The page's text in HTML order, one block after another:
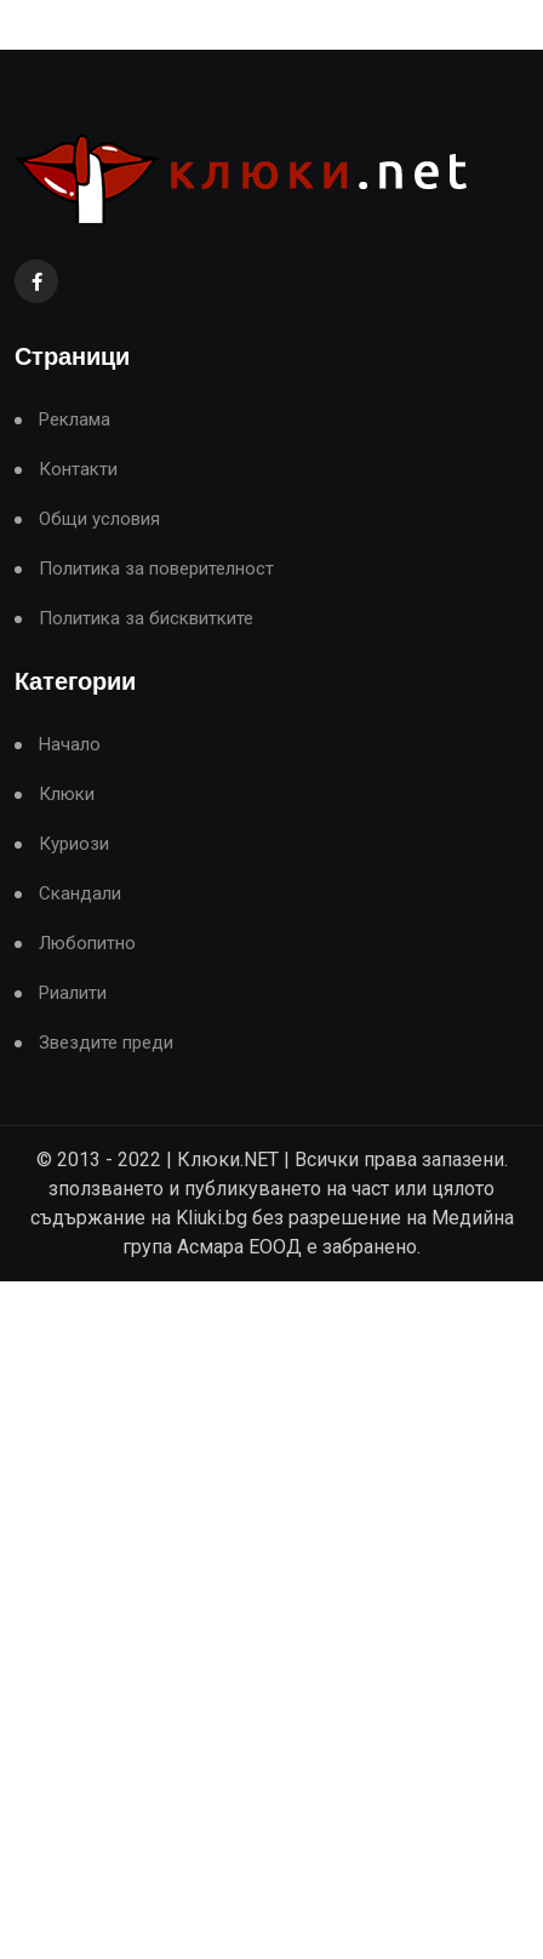
Страници
Реклама
Контакти
Общи условия
Политика за поверителност
Политика за бисквитките
Категории
Начало
Клюки
Куриози
Скандали
Любопитно
Риалити
Звездите преди
© 2013 - 2022 | Клюки.NET | Всички права запазени.
зползването и публикуването на част или цялото
съдържание на Kliuki.bg без разрешение на Медийна
група Асмара ЕООД е забранено.